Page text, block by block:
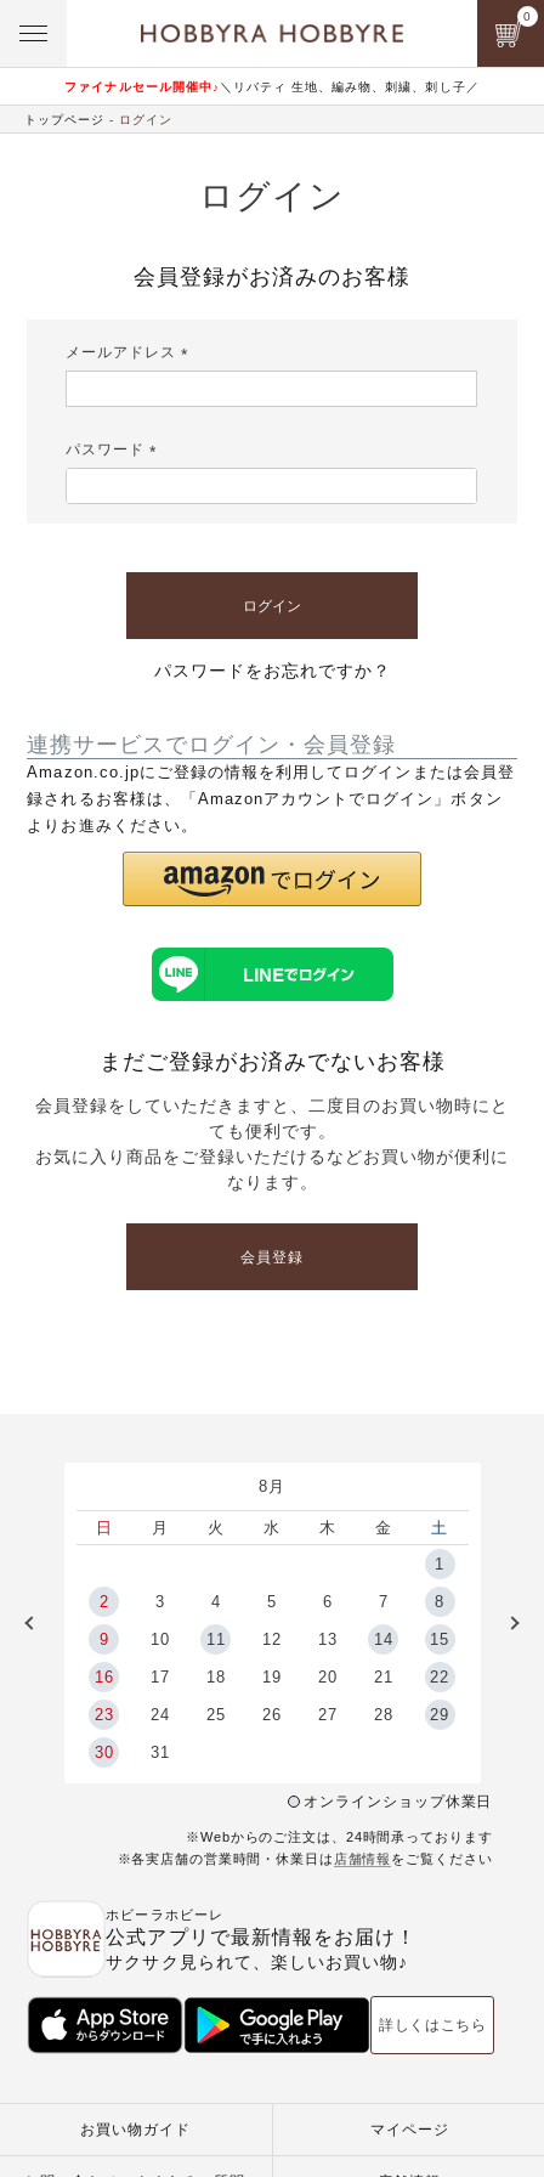
ファイナルセール開催中♪ ＼リバティ 生地、編み物、刺繍、刺し子／
0
トップページ ログイン
ログイン
会員登録がお済みのお客様
メールアドレス
パスワード
ログイン
パスワードをお忘れですか？
連携サービスでログイン・会員登録
Amazon.co.jpにご登録の情報を利用してログインまたは会員登
録されるお客様は、「Amazonアカウントでログイン」ボタン
よりお進みください。
まだご登録がお済みでないお客様
会員登録をしていただきますと、二度目のお買い物時にと
ても便利です。
お気に入り商品をご登録いただけるなどお買い物が便利に
なります。
会員登録
8月
日 月 火 水 木 金
土
1
2 3 4 5 6 7 8
9 10 11 12 13 14 15
16 17 18 19 20 21 22
23 24 25 26 27 28 29
30 31
オンラインショップ休業日
※Webからのご注文は、24時間承っております
※各実店舗の営業時間・休業日は 店舗情報 をご覧ください
ホビーラホビーレ
公式アプリで最新情報をお届け！
サクサク見られて、楽しいお買い物♪
詳しくはこちら
お買い物ガイド マイページ